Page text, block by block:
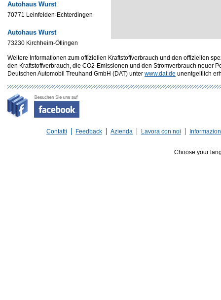
Autohaus Wurst
70771 Leinfelden-Echterdingen
Autohaus Wurst
73230 Kirchheim-Ötlingen
Weitere Informationen zum offiziellen Kraftstoffverbrauch und den offiziellen
den Kraftstoffverbrauch, die CO2-Emissionen und den Stromverbrauch neuer
Deutschen Automobil Treuhand GmbH (DAT) unter www.dat.de unentgeltlich
Contatti Feedback Azienda Lavora con noi
Choose your